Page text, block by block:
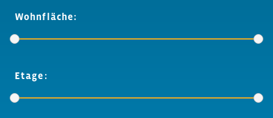
Wohnfläche:
Etage: